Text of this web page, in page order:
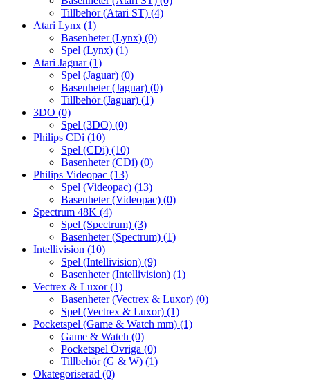
Tillbehör (Atari ST) (4)
Atari Lynx (1)
Basenheter (Lynx) (0)
Spel (Lynx) (1)
Atari Jaguar(1)
Spel (Jaguar) (0)
Basenheter (Jaguar) (0)
Tillbehör (Jaguar) (1)
3DO (0)
Spel (3DO) (0)
Philips CDi (10)
Spel (CDi) (10)
Basenheter (CDi) (0)
Philips Videopac (13)
Spel (Videopac) (13)
Basenheter (Videopac) (0)
Spectrum 48K (4)
Spel (Spectrum) (3)
Basenheter (Spectrum) (1)
Intellivision (10)
Spel (Intellivision) (9)
Basenheter (Intellivision) (1)
Vectrex & Luxor(1)
Basenheter (Vectrex & Luxor) (0)
Spel (Vectrex & Luxor) (1)
Pocketspel (Game & Watch mm) (1)
Game & Watch (0)
Pocketspel Övriga (0)
Tillbehör (G & W) (1)
Okategoriserad (0)